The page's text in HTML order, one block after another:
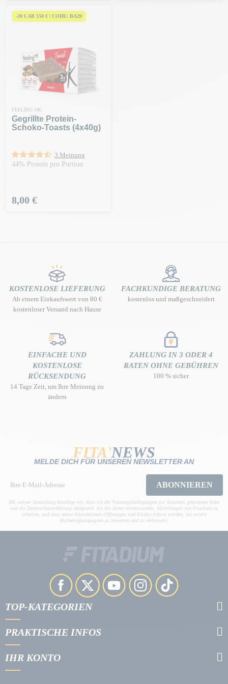
-20 € AB 150 € | CODE: BA20
FEELING OK
Gegrillte Protein-
Schoko-Toasts (4x40g)
3 Meinung
44% Protein pro Portion
Preis
8,00 €
KOSTENLOSE LIEFERUNG
Ab einem Einkaufswert von 80 €
kostenloser Versand nach Hause
FACHKUNDIGE BERATUNG
kostenlos und maßgeschneidert
EINFACHE UND
KOSTENLOSE
RÜCKSENDUNG
14 Tage Zeit, um Ihre Meinung zu
ändern
ZAHLUNG IN 3 ODER 4
RATEN OHNE GEBÜHREN
100 % sicher
FITA'NEWS
MELDE DICH FÜR UNSEREN NEWSLETTER AN
ABONNIEREN
Mit meiner Anmeldung bestätige ich, dass ich die Nutzungsbedingungen zur Kenntnis genommen habe
und die Datenschutzerklärung akzeptiere. Ich bin damit einverstanden, Mitteilungen von Fitadium zu
erhalten, und dass meine Interaktionen (Öffnungen und Klicks) erfasst werden, um unsere
Marketingkampagnen zu bewerten und zu verbessern.
TOP-KATEGORIEN
PRAKTISCHE INFOS
IHR KONTO